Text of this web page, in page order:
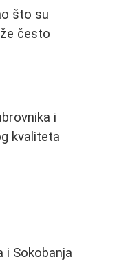
što su
često
i
kvaliteta
i Sokobanja